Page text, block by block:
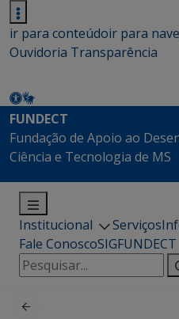
ir para conteúdoir para
Ouvidoria Transparência
FUNDECT
Fundação de Apoio ao
Ciência e Tecnologia de MS
Institucional Serviços
Fale ConoscoSIGFUNDECT
Pesquisar
por: